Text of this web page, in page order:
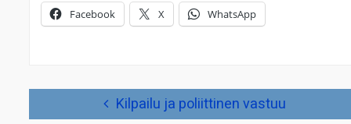
Facebook X WhatsApp
Kilpailu ja poliittinen vastuu